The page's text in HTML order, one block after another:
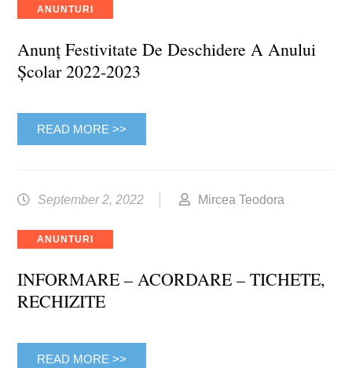
Categories
ANUNTURI
Anunț Festivitate De Deschidere A Anului
Școlar 2022-2023
READ MORE >>
September 2, 2022 Mircea Teodora
Categories
ANUNTURI
INFORMARE – ACORDARE – TICHETE,
RECHIZITE
READ MORE >>